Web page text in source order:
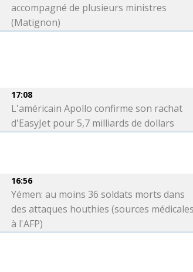
accompagné de plusieurs ministres
(Matignon)
17:08
L'américain Apollo confirme son rachat
d'EasyJet pour 5,7 milliards de dollars
16:56
Yémen: au moins 36 soldats morts dans
des attaques houthies (sources
à l'AFP)